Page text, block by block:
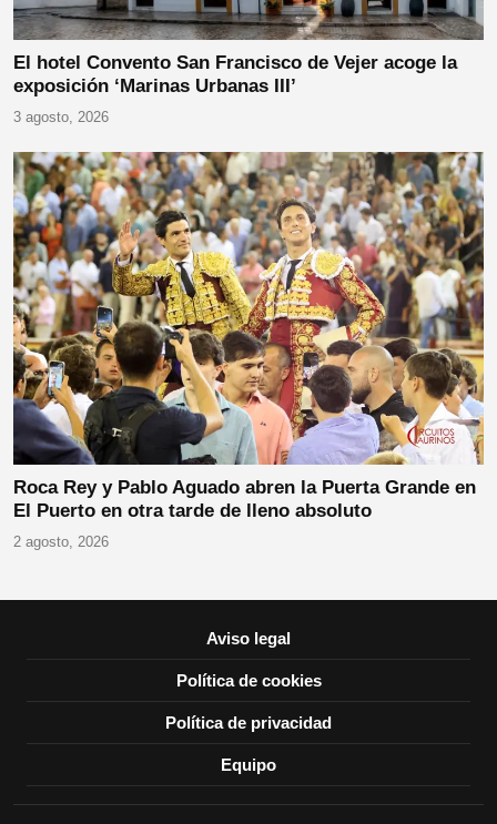
El hotel Convento San Francisco de Vejer acoge la
exposición ‘Marinas Urbanas III’
3 agosto, 2026
Roca Rey y Pablo Aguado abren la Puerta Grande en
El Puerto en otra tarde de lleno absoluto
2 agosto, 2026
Aviso legal
Política de cookies
Política de privacidad
Equipo